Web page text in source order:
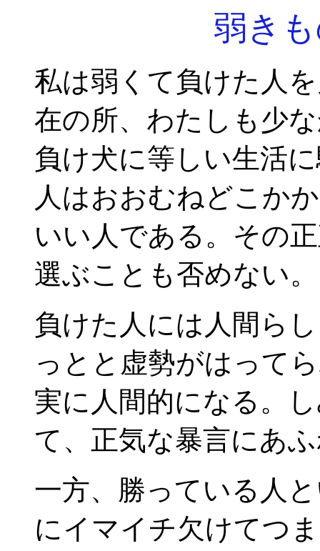
弱き
私は弱くて負けた人
在の所、わたしも少
負け犬に等しい生活
人はおおむねどこか
いい人である。その
選ぶことも否めない。
負けた人には人間ら
っとと虚勢がはって
実に人間的になる。
て、正気な暴言にあ
一方、勝っている人
にイマイチ欠けてつ